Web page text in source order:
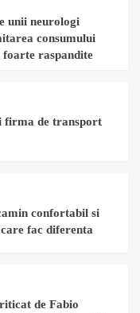
unii neurologi
consumului
foarte raspandite
firma de transport
confortabil si
fac diferenta
de Fabio